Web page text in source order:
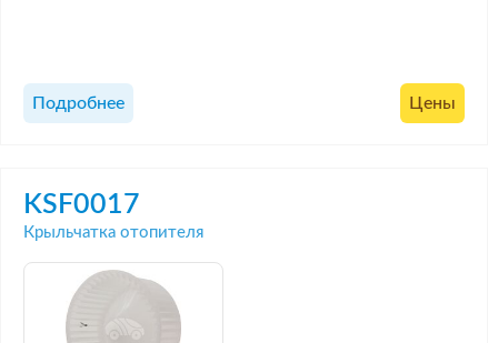
Подробнее Цены
KSF0017
Крыльчатка отопителя